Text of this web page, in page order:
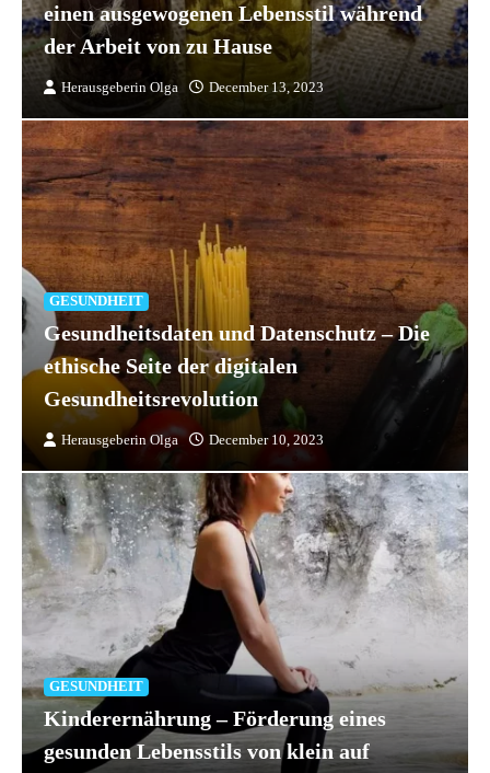
einen ausgewogenen Lebensstil während
der Arbeit von zu Hause
Herausgeberin Olga December 13, 2023
GESUNDHEIT
Gesundheitsdaten und Datenschutz – Die
ethische Seite der digitalen
Gesundheitsrevolution
Herausgeberin Olga December 10, 2023
GESUNDHEIT
Kinderernährung – Förderung eines
gesunden Lebensstils von klein auf